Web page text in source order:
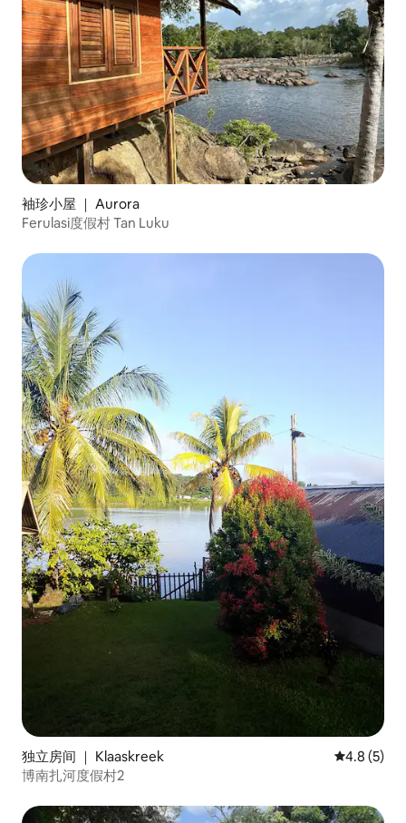
袖珍小屋 ｜ Aurora
Ferulasi度假村 Tan Luku
独立房间 ｜ Klaaskreek 平均评分
4.8 (5)
博南扎河度假村2